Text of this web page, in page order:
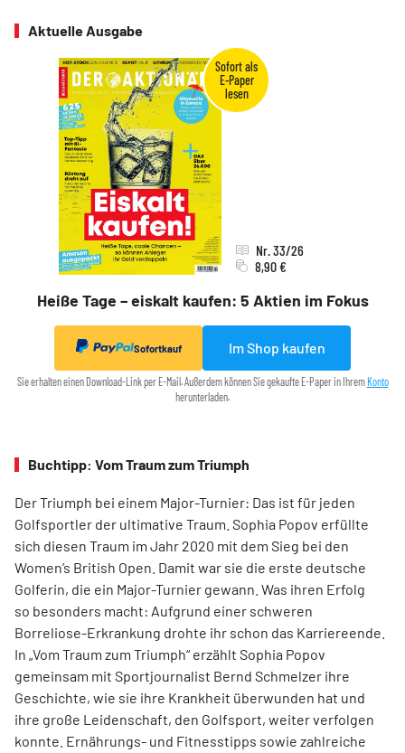
Aktuelle Ausgabe
Heiße Tage – eiskalt kaufen: 5 Aktien im Fokus
Nr. 33/26
8,90 €
Sofortkauf Im Shop kaufen
Sie erhalten einen Download-Link per E-Mail. Außerdem können Sie gekaufte E-Paper in Ihrem Konto
herunterladen.
Buchtipp: Vom Traum zum Triumph
Der Triumph bei einem Major-Turnier: Das ist für jeden
Golfsportler der ultimative Traum. Sophia Popov erfüllte
sich diesen Traum im Jahr 2020 mit dem Sieg bei den
Women’s British Open. Damit war sie die erste deutsche
Golferin, die ein Major-Turnier gewann. Was ihren Erfolg
so besonders macht: Aufgrund einer schweren
Borreliose-­Erkrankung drohte ihr schon das Karriereende.
In „Vom Traum zum Triumph“ erzählt Sophia Popov
gemeinsam mit Sport­journalist Bernd Schmelzer ihre
Geschichte, wie sie ihre Krankheit überwunden hat und
ihre große Leidenschaft, den Golfsport, weiter verfolgen
konnte. Ernährungs- und Fitnesstipps sowie zahlreiche